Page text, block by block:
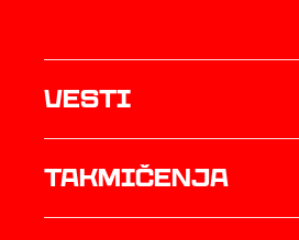
Vesti
Takmičenja